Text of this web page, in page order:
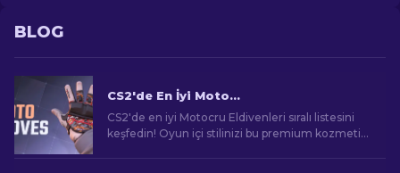
BLOG
CS2'de En İyi Motorcu Eldivenleri: Sıralı Liste [2025]
CS2'de en iyi Motocru Eldivenleri sıralı listesini
keşfedin! Oyun içi stilinizi bu premium kozmetik